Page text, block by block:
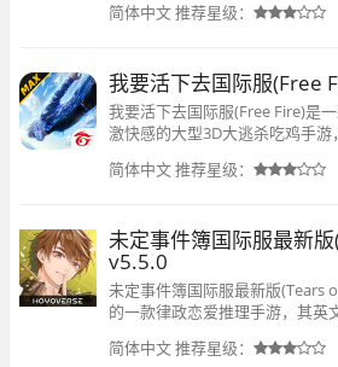
式，每局游戏中玩家从多样化的
简体中文推荐星级：
我要活下去国际服(Free
我要活下去国际服(Free Fire)是
激快感的大型3D大逃杀吃鸡手
常逼真精致，各处细节处理的非
简体中文推荐星级：
未定事件簿国际服最新
v5.5.0
未定事件簿国际服最新版(Tears
的一款律政恋爱推理手游，其英
上四条恋爱感情线、长达一年的
简体中文推荐星级：